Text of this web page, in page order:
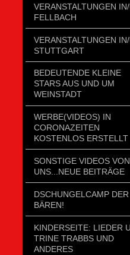
VERANSTALTUNGEN
FELLBACH
VERANSTALTUNGEN
STUTTGART
BEDEUTENDE KLEINE
STARS AUS UND UM
WEINSTADT
WERBE(VIDEOS) IN
CORONAZEITEN
KOSTENLOS ERSTELLT
SONSTIGE VIDEOS VON
UNS...NEUE BEITRÄGE
DSCHUNGELCAMP DER
BÄREN!
KINDERSEITE: LIEDER
TRINE TRABBS UND
ANDERES